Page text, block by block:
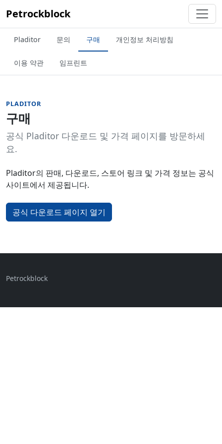
Petrockblock
Pladitor 문의 구매 개인정보 처리방침
이용 약관 임프린트
PLADITOR
구매
공식 Pladitor 다운로드 및 가격 페이지를 방문하세
요.
Pladitor의 판매, 다운로드, 스토어 링크 및 가격 정보는 공식
사이트에서 제공됩니다.
공식 다운로드 페이지 열기
Petrockblock